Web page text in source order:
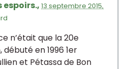
13 septembre 2015,
n’était que la 20e
en 1996 1er
et Pétassa de Bon